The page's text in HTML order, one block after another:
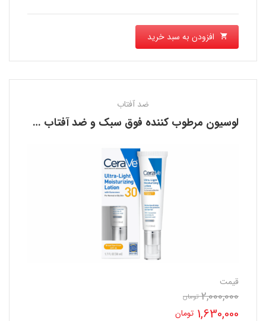
افزودن به سبد خرید
ضد آفتاب
لوسیون مرطوب کننده فوق سبک و ضد آفتاب سراوی CERAVE
قیمت
2,000,000 تومان
1,630,000 تومان